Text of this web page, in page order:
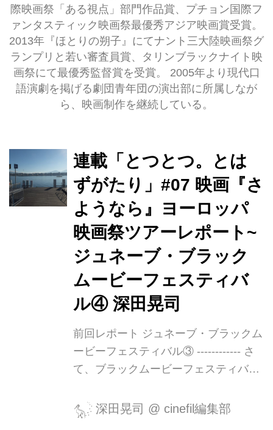
際映画祭「ある視点」部門作品賞、プチョン国際フ
ァンタスティック映画祭最優秀アジア映画賞受賞。
2013年『ほとりの朔子』にてナント三大陸映画祭グ
ランプリと若い審査員賞、タリンブラックナイト映
画祭にて最優秀監督賞を受賞。 2005年より現代口
語演劇を掲げる劇団青年団の演出部に所属しなが
ら、映画制作を継続している。
連載「とつとつ。とは
ずがたり」#07 映画『さ
ようなら』ヨーロッパ
映画祭ツアーレポート~
ジュネーブ・ブラック
ムービーフェスティバ
ル④ 深田晃司
前回レポート ジュネーブ・ブラックム
ービーフェスティバル③ ------------ さ
て、ブラックムービーフェスティバル
回行われた。 まあまあボチボチな入り
だった1回目から、2回目、3回目と回
深田晃司 @ cinefil編集部